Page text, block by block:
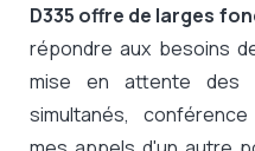
D335 offre de larges
répondre aux besoins
mise en attente des
simultanés,